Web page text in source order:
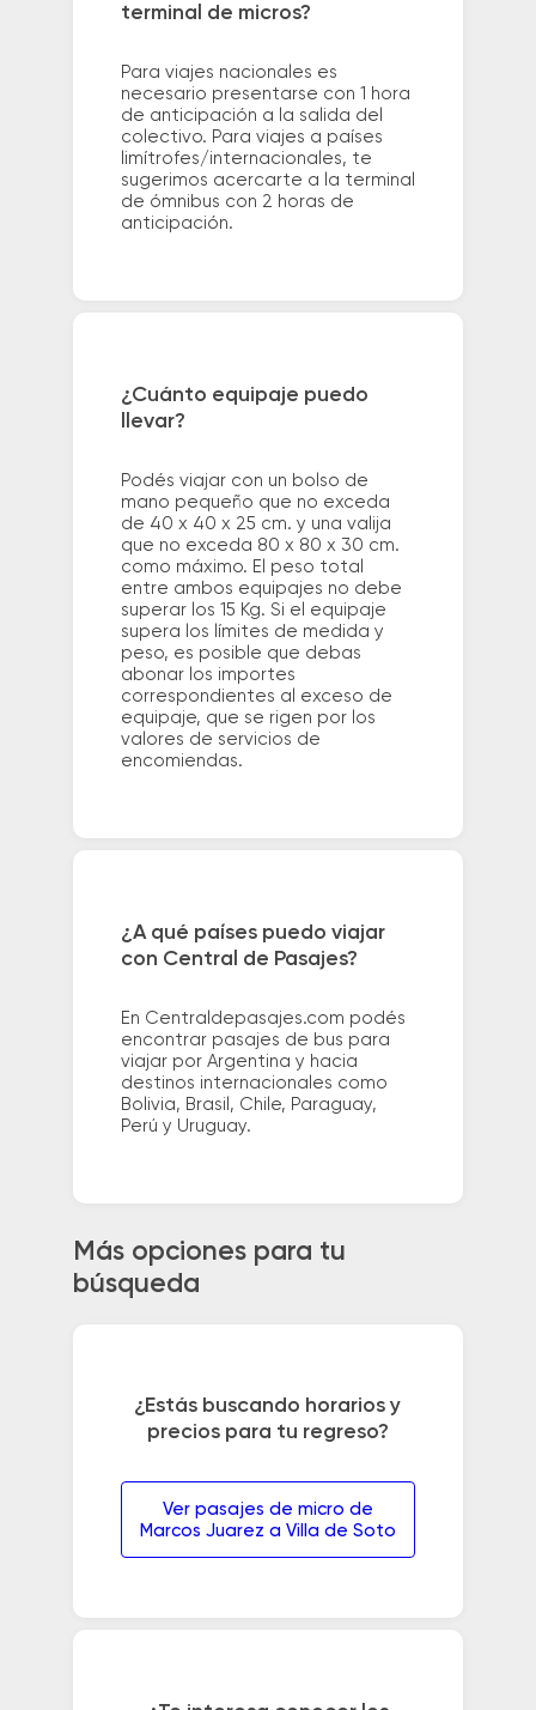
terminal de micros?
Para viajes nacionales es
necesario presentarse con 1 hora
de anticipación a la salida del
colectivo. Para viajes a países
limítrofes/internacionales, te
sugerimos acercarte a la terminal
de ómnibus con 2 horas de
anticipación.
¿Cuánto equipaje puedo
llevar?
Podés viajar con un bolso de
mano pequeño que no exceda
de 40 x 40 x 25 cm. y una valija
que no exceda 80 x 80 x 30 cm.
como máximo. El peso total
entre ambos equipajes no debe
superar los 15 Kg. Si el equipaje
supera los límites de medida y
peso, es posible que debas
abonar los importes
correspondientes al exceso de
equipaje, que se rigen por los
valores de servicios de
encomiendas.
¿A qué países puedo viajar
con Central de Pasajes?
En Centraldepasajes.com podés
encontrar pasajes de bus para
viajar por Argentina y hacia
destinos internacionales como
Bolivia, Brasil, Chile, Paraguay,
Perú y Uruguay.
Más opciones para tu
búsqueda
¿Estás buscando horarios y
precios para tu regreso?
Ver pasajes de micro de
Marcos Juarez a Villa de Soto